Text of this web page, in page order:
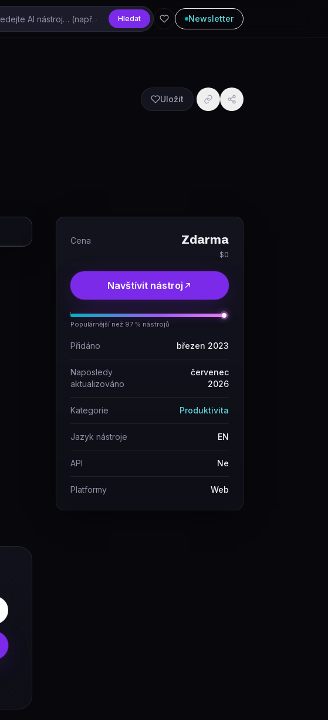
Hledat Newsletter
Uložit
Cena Zdarma
$0
Navštívit nástroj
Populárnější než 97 % nástrojů
Přidáno březen 2023
Naposledy
aktualizováno
červenec
2026
Kategorie Produktivita
Jazyk nástroje EN
API Ne
Platformy Web